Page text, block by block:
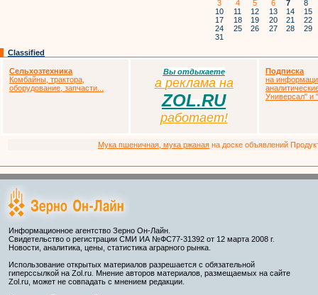
3
4 5 6 7 8
10
11 12 13 14 15
17
18 19 20 21 22
24
25 26 27 28 29
31
Classified
Сельхозтехника
Комбайны, трактора,
оборудование, запчасти...
Вы отдыхаете
а реклама на
ZOL.RU
работает!
Подписка
на
Универсал" и
Мука пшеничная, мука ржаная на доске объявлений
Информационное агентство Зерно Он-Лайн.
Свидетельство о регистрации СМИ ИА №ФС77-31392 от 12 марта 2008 г.
Новости, аналитика, цены, статистика аграрного рынка.
Использование открытых материалов разрешается с обязательной
гиперссылкой на Zol.ru. Мнение авторов материалов, размещаемых на сайте
Zol.ru, может не совпадать с мнением редакции.